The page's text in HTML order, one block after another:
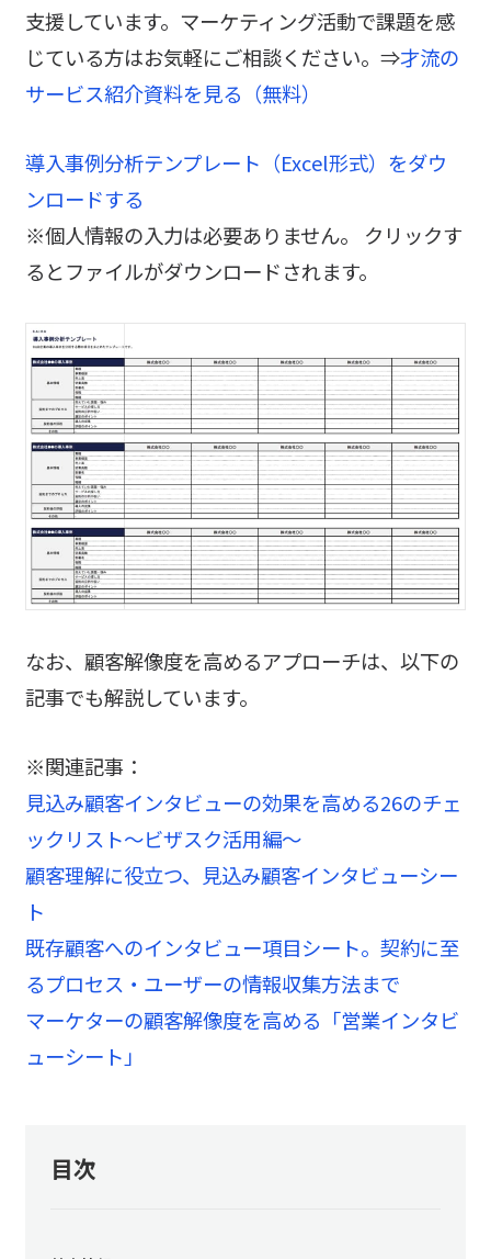
支援しています。マーケティング活動で課題を感
じている方はお気軽にご相談ください。⇒才流の
サービス紹介資料を見る（無料）
導入事例分析テンプレート（Excel形式）をダウ
ンロードする
※個人情報の入力は必要ありません。 クリックす
るとファイルがダウンロードされます。
なお、顧客解像度を高めるアプローチは、以下の
記事でも解説しています。
※関連記事：
見込み顧客インタビューの効果を高める26のチェ
ックリスト～ビザスク活用編～
顧客理解に役立つ、見込み顧客インタビューシー
ト
既存顧客へのインタビュー項目シート。契約に至
るプロセス・ユーザーの情報収集方法まで
マーケターの顧客解像度を高める「営業インタビ
ューシート」
目次